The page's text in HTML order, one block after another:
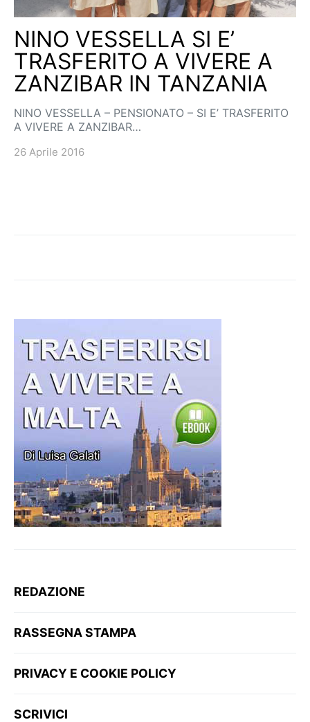
NINO VESSELLA SI E’
TRASFERITO A VIVERE A
ZANZIBAR IN TANZANIA
NINO VESSELLA – PENSIONATO – SI E’ TRASFERITO
A VIVERE A ZANZIBAR…
26 Aprile 2016
REDAZIONE
RASSEGNA STAMPA
PRIVACY E COOKIE POLICY
SCRIVICI